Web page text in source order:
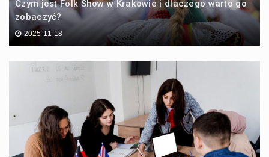
Czym jest Folk Show w Krakowie i dlaczego warto go
zobaczyć?
2025-11-18